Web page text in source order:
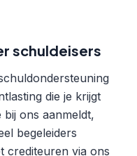
schuldeisers
die je krijgt
ons aanmeldt,
begeleiders
crediteuren via ons